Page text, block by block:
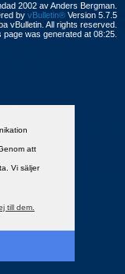
att
Vi säljer
till dem.
2002 av Anders Bergman.
by vBulletin® Version 5.7.5
vBulletin. All rights reserved.
was generated at 08:25.